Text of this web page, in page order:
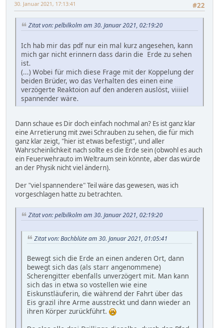
#22
30. Januar 2021, 17:13:41
Zitat von: pelbilkolm am 30. Januar 2021, 02:19:20
Ich hab mir das pdf nur ein mal kurz angesehen, kann
mich gar nicht erinnern dass darin die Erde zu sehen
ist.
(...) Wobei für mich diese Frage mit der Koppelung der
beiden Brüder, wo das Verhalten des einen eine
verzögerte Reaktoion auf den anderen auslöst, viiiiel
spannender wäre.
Dann schaue es Dir doch einfach nochmal an? Es ist ganz klar
eine Arretierung mit zwei Schrauben zu sehen, die für mich
ganz klar zeigt, "hier ist etwas befestigt", und aller
Wahrscheinlichkeit nach sollte es die Erde sein (obwohl es auch
ein Feuerwehrauto im Weltraum sein könnte, aber das würde
an der Physik nicht viel ändern).
Der "viel spannendere" Teil wäre das gewesen, was ich
vorgeschlagen hatte zu betrachten.
Zitat von: pelbilkolm am 30. Januar 2021, 02:19:20
Zitat von: Bachblüte am 30. Januar 2021, 01:05:41
Bewegt sich die Erde an einen anderen Ort, dann
bewegt sich das (als starr angenommene)
Scherengitter ebenfalls unverzögert mit. Man kann
sich das in etwa so vostellen wie eine
Eiskunstläuferin, die während der Fahrt über das
Eis grazil ihre Arme ausstreckt und dann wieder an
ihren Körper zurückführt.